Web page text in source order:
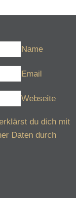
Name
Email
Webseite
du dich mit
Daten durch